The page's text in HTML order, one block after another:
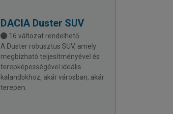
DACIA Duster SUV
16 változat rendelhető
A Duster robusztus SUV, amely
megbízható teljesítményével és
terepképességével ideális
kalandokhoz, akár városban, akár
terepen.